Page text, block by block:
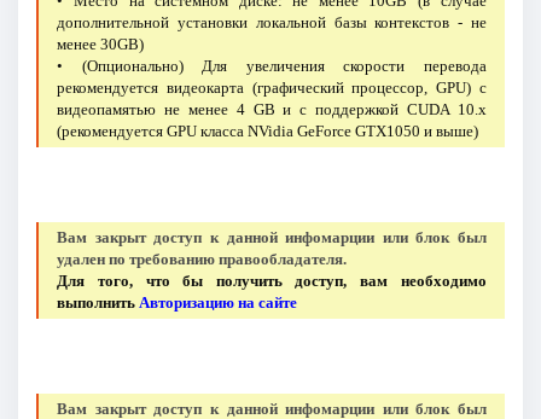
дополнительной установки локальной базы контекстов - не
менее 30GB)
• (Опционально) Для увеличения скорости перевода
рекомендуется видеокарта (графический процессор, GPU) с
видеопамятью не менее 4 GB и с поддержкой CUDA 10.x
(рекомендуется GPU класса NVidia GeForce GTX1050 и выше)
Вам закрыт доступ к данной инфомарции или блок был
удален по требованию правообладателя.
Для того, что бы получить доступ, вам необходимо
выполнить Авторизацию на сайте
Вам закрыт доступ к данной инфомарции или блок был